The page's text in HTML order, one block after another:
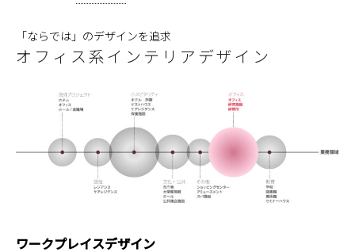
PROJECTS
NEWS
CORPORATE
「ならでは」のデザインを追求
オフィス系インテリアデザイン
ワークプレイスデザイン